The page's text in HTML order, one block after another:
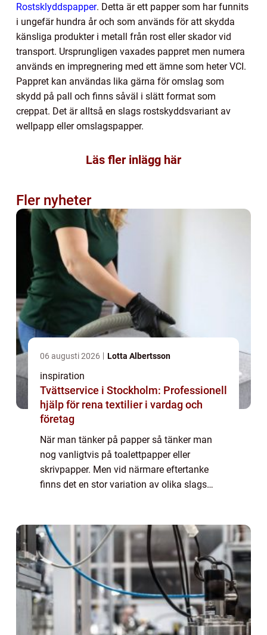
Rostsklyddspapper. Detta är ett papper som har funnits
i ungefär hundra år och som används för att skydda
känsliga produkter i metall från rost eller skador vid
transport. Ursprungligen vaxades pappret men numera
används en impregnering med ett ämne som heter VCI.
Pappret kan användas lika gärna för omslag som
skydd på pall och finns såväl i slätt format som
creppat. Det är alltså en slags rostskyddsvariant av
wellpapp eller omslagspapper.
Läs fler inlägg här
Fler nyheter
06 augusti 2026 Lotta Albertsson
inspiration
Tvättservice i Stockholm: Professionell
hjälp för rena textilier i vardag och
företag
När man tänker på papper så tänker man
nog vanligtvis på toalettpapper eller
skrivpapper. Men vid närmare eftertanke
finns det en stor variation av olika slags